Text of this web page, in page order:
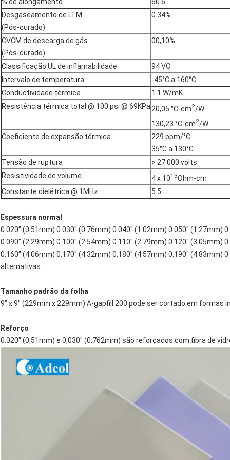
% de alongamento
60.6
Desgaseamento de LTM
(Pós-curado)
0.34%
CVCM de descarga de gás
(Pós-curado)
00,10%
Classificação UL de inflamabilidade
94 VO
Intervalo de temperatura
-45°C a 160°C
Conductividade térmica
1.1 W/mK
Resistência térmica total @ 100 psi @ 69KPa20,05 °C-em2/W
130,23 °C-cm2/W
Coeficiente de expansão térmica
229 ppm/°C
35°C a 130°C
Tensão de ruptura
> 27 000 volts
Resistividade de volume
4 x 1013Ohm-cm
Constante dielétrica @ 1MHz
5.5
Espessura normal
0.020" (0.51mm) 0.030" (0.76mm) 0.040" (1.02mm) 0.050" (1.27mm)
0.090" (2.29mm) 0.100" (2.54mm) 0.110" (2.79mm) 0.120" (3.05mm)
0.160" (4.06mm) 0.170" (4.32mm) 0.180" (4.57mm) 0.190" (4.83mm)
alternativas
Tamanho padrão da folha
9" x 9" (229mm x 229mm) A-gapfill 200 pode ser cortado em formas
Reforço
0.020" (0,51mm) e 0,030" (0,762mm) são reforçados com fibra de